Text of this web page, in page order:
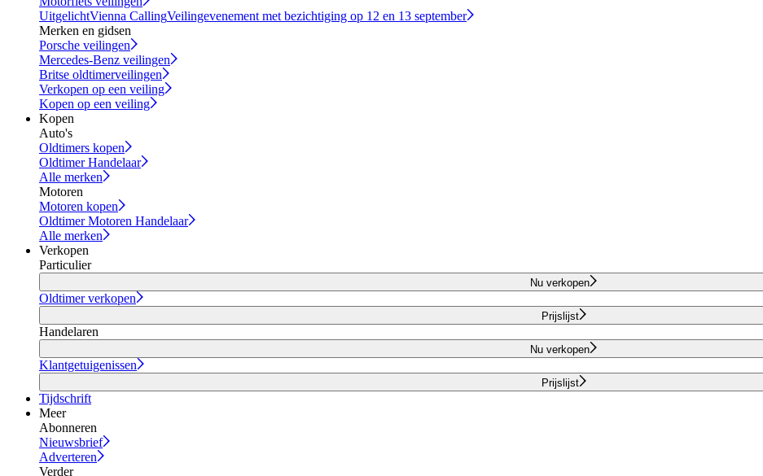
UitgelichtVienna CallingVeilingevenement met bezichtiging op 12 en 13 september
Merken en gidsen
Porsche veilingen
Mercedes-Benz veilingen
Britse oldtimerveilingen
Verkopen op een veiling
Kopen op een veiling
Kopen
Auto's
Oldtimers kopen
Oldtimer Handelaar
Alle merken
Motoren
Motoren kopen
Oldtimer Motoren Handelaar
Alle merken
Verkopen
Particulier
Nu verkopen
Oldtimer verkopen
Prijslijst
Handelaren
Nu verkopen
Klantgetuigenissen
Prijslijst
Tijdschrift
Meer
Abonneren
Nieuwsbrief
Adverteren
Verder